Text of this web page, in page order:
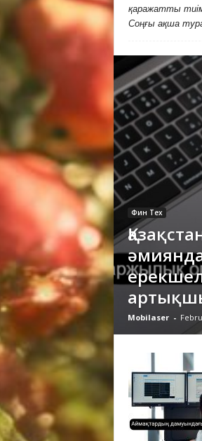
қаражатты
Соңғы ақша
Фин Тех
Mobilaser -